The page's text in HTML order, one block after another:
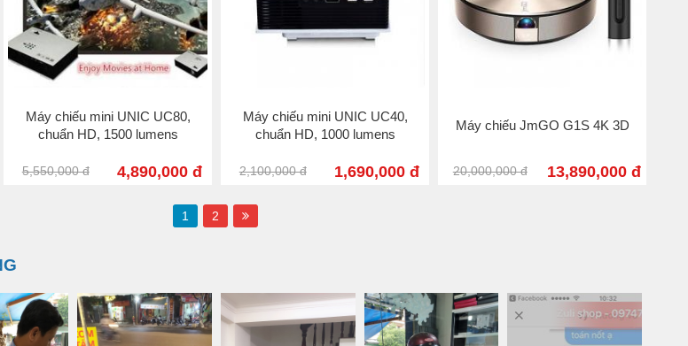
Máy chiếu mini UNIC UC80,
chuẩn HD, 1500 lumens
5,550,000 đ 4,890,000 đ
Máy chiếu mini UNIC UC40,
chuẩn HD, 1000 lumens
2,100,000 đ 1,690,000 đ
Máy chiếu JmGO G1S 4K 3D
20,000,000 đ 13,890,000 đ
1 2